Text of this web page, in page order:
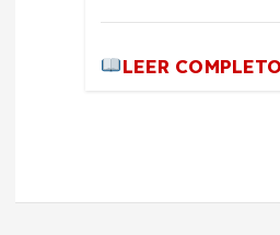
LEER COMPLETO